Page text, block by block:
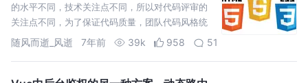
的水平不同，技术关注点不同，所以对代码评审的
关注点不同，为了保证代码质量，团队代码风格统
一，特此拟定一份《前端团队代码评审 CheckList
随风而逝_风逝 7年前 39k 958 51